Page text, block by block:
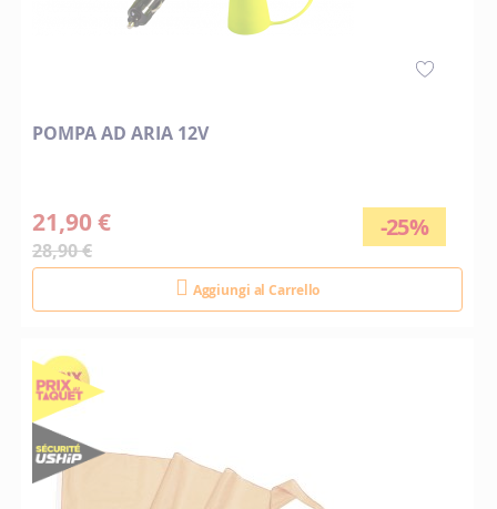
POMPA AD ARIA 12V
-25%
21,90 €
28,90 €
Aggiungi al Carrello